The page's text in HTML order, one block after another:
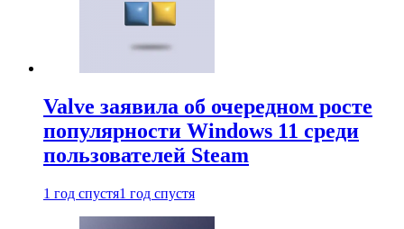
Valve заявила об очередном росте
популярности Windows 11 среди
пользователей Steam
1 год спустя1 год спустя